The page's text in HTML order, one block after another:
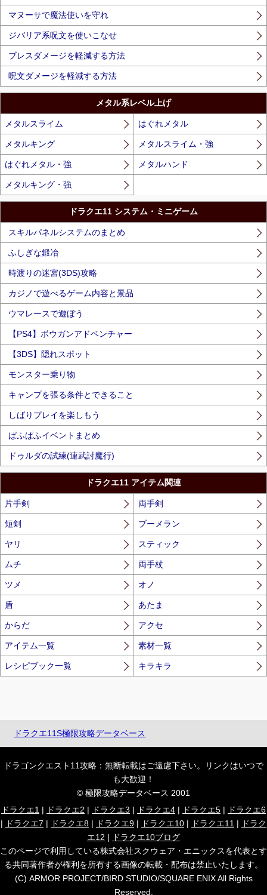
マヌーサで魔法使いを守れ
ジバリア系呪文を使いこなせ
ブレスダメージを軽減する方法
呪文ダメージを軽減する方法
メタル系レベル上げ
メタルスライム はぐれメタル
メタルキング メタルスライム・強
はぐれメタル・強 メタルハンド
メタルキング・強
ドラクエ11 システム・ミニゲーム
スキルパネルシステムのまとめ
ふしぎな鍛冶
時渡りの迷宮(3DS)攻略
カジノで遊べるゲーム内容と景品
ウマレースで遊ぼう
【PS4】ボウガンアドベンチャー
【3DS】隠れスポット
モンスター乗り物
キャンプを張る条件とできること
しばりプレイを楽しもう
ぱふぱふイベントまとめ
ドゥルダの試練(連武討魔行)
ドラクエ11 アイテム関連
片手剣 両手剣
短剣 ブーメラン
ヤリ スティック
ムチ 両手杖
ツメ オノ
盾 あたま
からだ アクセ
アイテム一覧 素材一覧
レシピブック一覧 キラキラ
ドラクエ11S極限攻略データベース
ドラゴンクエスト11攻略：無断転載はご遠慮下さい。リンクはいつで
も大歓迎！
© 極限攻略データベース 2001
ドラクエ1 | ドラクエ2 | ドラクエ3 | ドラクエ4 | ドラクエ5 |
ドラクエ6
|
ドラクエ7 | ドラクエ8 | ドラクエ9 | ドラクエ10 | ドラクエ11 |
ドラク
エ12 |
ドラクエ10ブログ
このページで利用している株式会社スクウェア・エニックスを代表とす
る共同著作者が権利を所有する画像の転載・配布は禁止いたします。
(C) ARMOR PROJECT/BIRD STUDIO/SQUARE ENIX All Rights
Reserved.